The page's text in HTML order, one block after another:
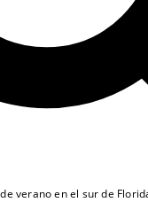
verano en el sur de